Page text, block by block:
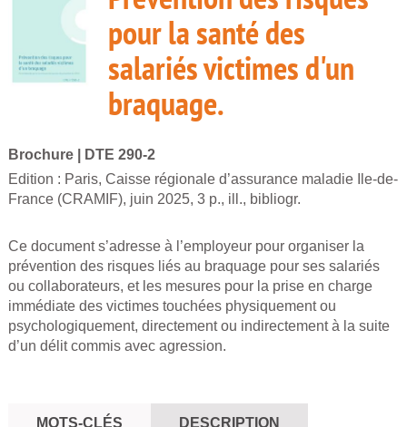
pour la santé des
salariés victimes d'un
braquage.
Brochure
| DTE 290-2
Edition : Paris, Caisse régionale d’assurance maladie Ile-de-
France (CRAMIF), juin 2025, 3 p., ill., bibliogr.
Ce document s’adresse à l’employeur pour organiser la
prévention des risques liés au braquage pour ses salariés
ou collaborateurs, et les mesures pour la prise en charge
immédiate des victimes touchées physiquement ou
psychologiquement, directement ou indirectement à la suite
d’un délit commis avec agression.
MOTS-CLÉS DESCRIPTION